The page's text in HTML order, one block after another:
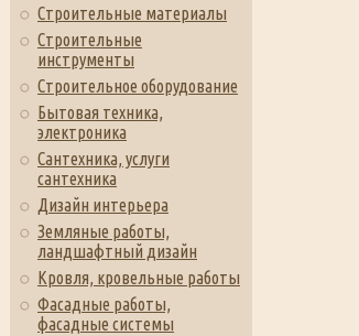
Строительные материалы
Строительные
инструменты
Строительное оборудование
Бытовая техника,
электроника
Сантехника, услуги
сантехника
Дизайн интерьера
Земляные работы,
ландшафтный дизайн
Кровля, кровельные работы
Фасадные работы,
фасадные системы